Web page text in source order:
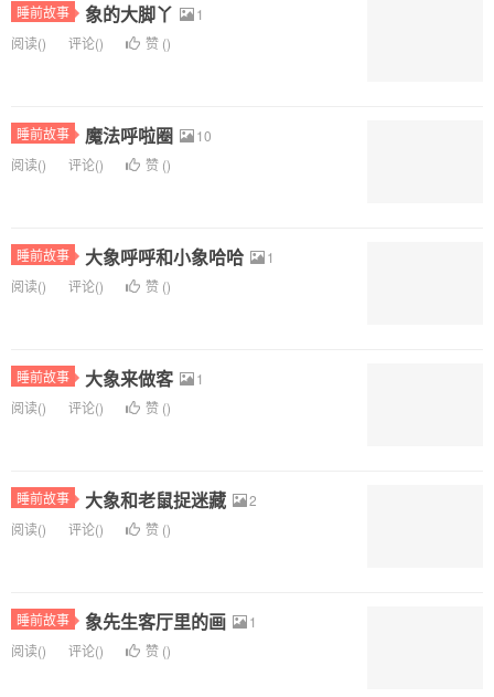
睡前故事 象的大脚丫
1
阅读() 评论() 赞 ()
睡前故事 魔法呼啦圈
10
阅读() 评论() 赞 ()
睡前故事 大象呼呼和小象哈哈
1
阅读() 评论() 赞 ()
睡前故事 大象来做客
1
阅读() 评论() 赞 ()
睡前故事 大象和老鼠捉迷藏
2
阅读() 评论() 赞 ()
睡前故事 象先生客厅里的画
1
阅读() 评论() 赞 ()